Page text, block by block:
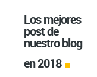
Los mejores
post de
nuestro blog
en 2018